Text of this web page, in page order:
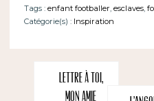
Tags : enfant footballer esclaves,
Catégorie(s) : Inspiration
Lettre à toi,
mon amie